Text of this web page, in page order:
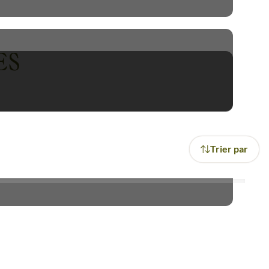
d'autre. Destination phare
grâce à la découverte des
Latraversée du pont Eiffel
accompagné au cœur
Trier par